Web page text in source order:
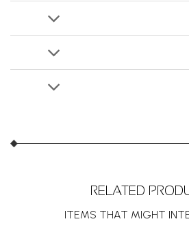
RELATED
ITEMS THAT MIGHT